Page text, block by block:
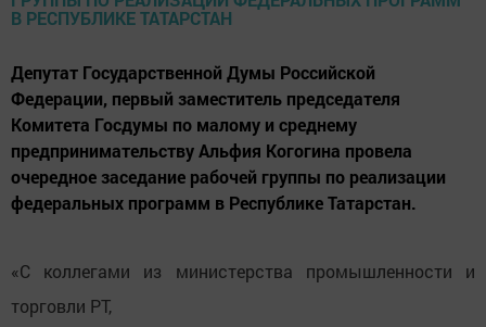
Депутат Государственной Думы Российской
Федерации, первый заместитель председателя
Комитета Госдумы по малому и среднему
предпринимательству Альфия Когогина провела
очередное заседание рабочей группы по реализации
федеральных программ в Республике Татарстан.
«С коллегами из министерства промышленности и
торговли РТ,